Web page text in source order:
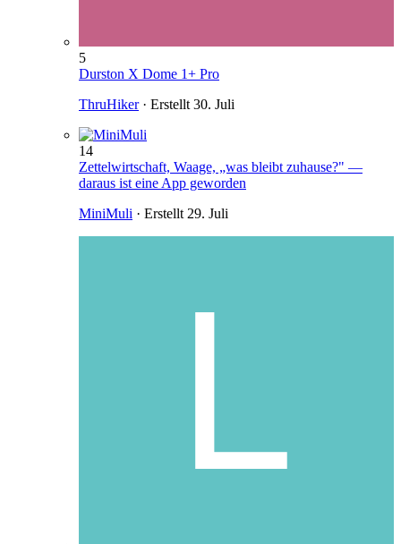
5
Durston X Dome 1+ Pro
ThruHiker· Erstellt30. Juli
14
Zettelwirtschaft, Waage, „was bleibt zuhause?" —
daraus ist eine App geworden
MiniMuli · Erstellt29. Juli